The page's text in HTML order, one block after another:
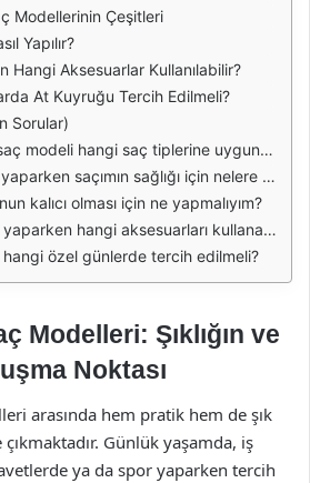
Modellerinin Çeşitleri
Yapılır?
Hangi Aksesuarlar Kullanılabilir?
At Kuyruğu Tercih Edilmeli?
Sorular)
modeli hangi saç tiplerine uygundur?
saçımın sağlığı için nelere dikkat etmeliyim?
kalıcı olması için ne yapmalıyım?
hangi aksesuarları kullanabilirim?
özel günlerde tercih edilmeli?
Modelleri: Şıklığın ve
Noktası
arasında hem pratik hem de şık
Günlük yaşamda, iş
ya da spor yaparken tercih